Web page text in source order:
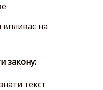
впливає на
закону:
текст